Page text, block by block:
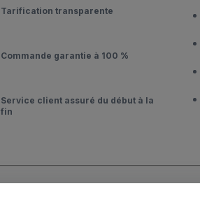
Tarification transparente
Commande garantie à 100 %
Service client assuré du début à la
fin